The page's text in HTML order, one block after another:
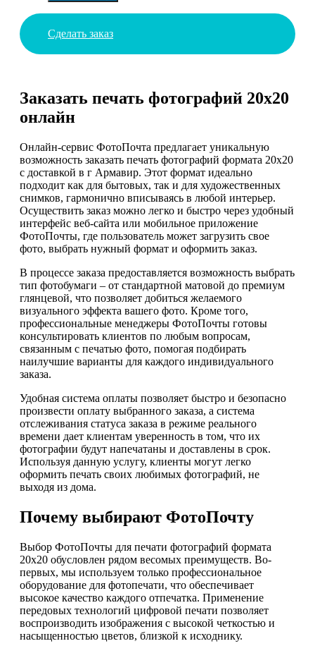
Сделать заказ
Заказать печать фотографий 20х20
онлайн
Онлайн-сервис ФотоПочта предлагает уникальную
возможность заказать печать фотографий формата 20х20
с доставкой в г Армавир. Этот формат идеально
подходит как для бытовых, так и для художественных
снимков, гармонично вписываясь в любой интерьер.
Осуществить заказ можно легко и быстро через удобный
интерфейс веб-сайта или мобильное приложение
ФотоПочты, где пользователь может загрузить свое
фото, выбрать нужный формат и оформить заказ.
В процессе заказа предоставляется возможность выбрать
тип фотобумаги – от стандартной матовой до премиум
глянцевой, что позволяет добиться желаемого
визуального эффекта вашего фото. Кроме того,
профессиональные менеджеры ФотоПочты готовы
консультировать клиентов по любым вопросам,
связанным с печатью фото, помогая подбирать
наилучшие варианты для каждого индивидуального
заказа.
Удобная система оплаты позволяет быстро и безопасно
произвести оплату выбранного заказа, а система
отслеживания статуса заказа в режиме реального
времени дает клиентам уверенность в том, что их
фотографии будут напечатаны и доставлены в срок.
Используя данную услугу, клиенты могут легко
оформить печать своих любимых фотографий, не
выходя из дома.
Почему выбирают ФотоПочту
Выбор ФотоПочты для печати фотографий формата
20х20 обусловлен рядом весомых преимуществ. Во-
первых, мы используем только профессиональное
оборудование для фотопечати, что обеспечивает
высокое качество каждого отпечатка. Применение
передовых технологий цифровой печати позволяет
воспроизводить изображения с высокой четкостью и
насыщенностью цветов, близкой к исходнику.